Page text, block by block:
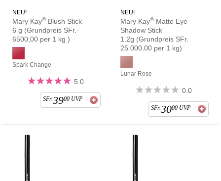
NEU!
Mary Kay® Blush Stick
6 g (Grundpreis SFr.-
6500,00 per 1 kg )
Spark Change
5.0
SFr.3900 UVP
NEU!
Mary Kay® Matte Eye
Shadow Stick
1.2g (Grundpreis SFr.
25.000,00 per 1 kg)
Lunar Rose
0.0
SFr.3000 UVP